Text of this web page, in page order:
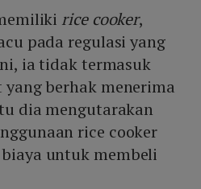
rice cooker,
pada regulasi yang
ia tidak termasuk
berhak menerima
dia mengutarakan
rice cooker
untuk membeli